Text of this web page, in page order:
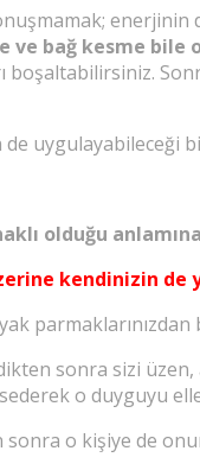
enerjinin
bağ kesme bile
boşaltabilirsiniz.
uygulayabileceği
olduğu
kendinizin de
sonra sizi
o duyguyu
sonra o kişiye de